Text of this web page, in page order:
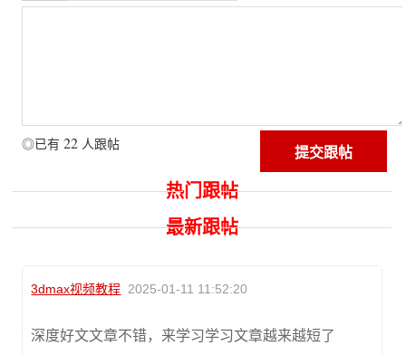
◎已有 22 人跟帖
热门跟帖
最新跟帖
3dmax视频教程 2025-01-11 11:52:20
深度好文文章不错，来学习学习文章越来越短了